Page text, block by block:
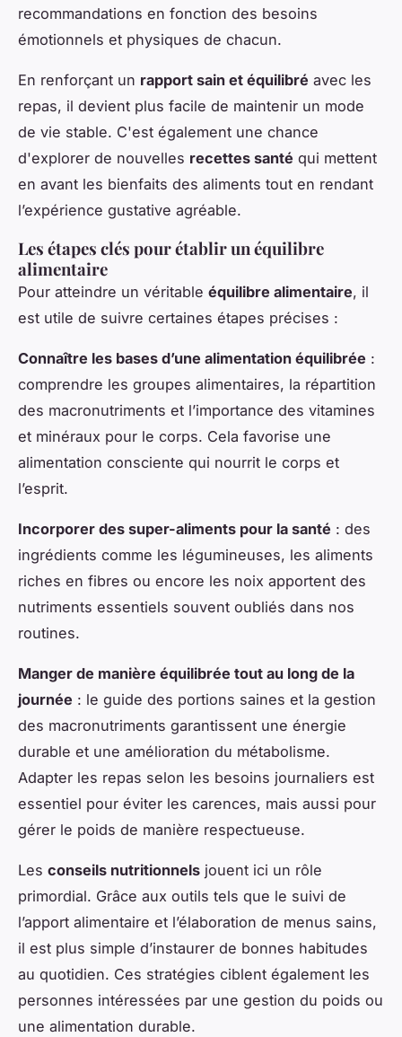
recommandations en fonction des besoins
émotionnels et physiques de chacun.
En renforçant un rapport sain et équilibré avec les
repas, il devient plus facile de maintenir un mode
de vie stable. C'est également une chance
d'explorer de nouvelles recettes santé qui mettent
en avant les bienfaits des aliments tout en rendant
l’expérience gustative agréable.
Les étapes clés pour établir un équilibre
alimentaire
Pour atteindre un véritable équilibre alimentaire, il
est utile de suivre certaines étapes précises :
Connaître les bases d’une alimentation équilibrée :
comprendre les groupes alimentaires, la répartition
des macronutriments et l’importance des vitamines
et minéraux pour le corps. Cela favorise une
alimentation consciente qui nourrit le corps et
l’esprit.
Incorporer des super-aliments pour la santé : des
ingrédients comme les légumineuses, les aliments
riches en fibres ou encore les noix apportent des
nutriments essentiels souvent oubliés dans nos
routines.
Manger de manière équilibrée tout au long de la
journée : le guide des portions saines et la gestion
des macronutriments garantissent une énergie
durable et une amélioration du métabolisme.
Adapter les repas selon les besoins journaliers est
essentiel pour éviter les carences, mais aussi pour
gérer le poids de manière respectueuse.
Les conseils nutritionnels jouent ici un rôle
primordial. Grâce aux outils tels que le suivi de
l’apport alimentaire et l’élaboration de menus sains,
il est plus simple d’instaurer de bonnes habitudes
au quotidien. Ces stratégies ciblent également les
personnes intéressées par une gestion du poids ou
une alimentation durable.